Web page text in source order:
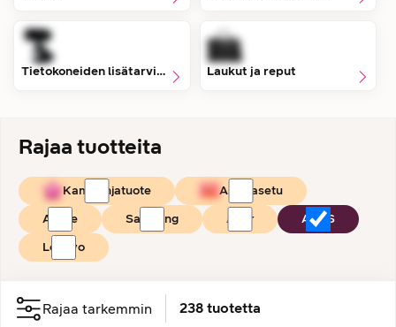
Tietokoneiden lisätarvikkeet Laukut ja reput
Rajaa tuotteita
Kampanjatuote
Asiakasetu
Apple
Samsung Acer
ASUS
Lenovo
Rajaa tarkemmin 238 tuotetta